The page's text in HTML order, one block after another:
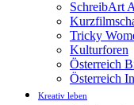
SchreibArt
Tricky
Kulturforen
Österreich
Österreich
Kreativ leben